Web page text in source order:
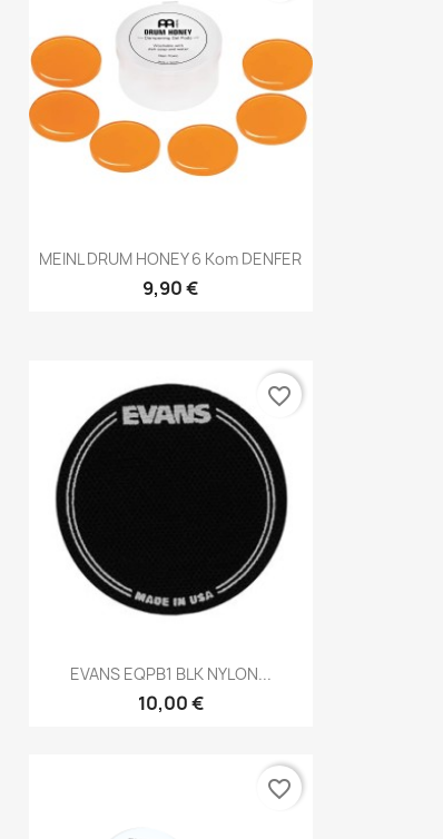
Brzi pregled
MEINL DRUM HONEY 6 Kom DENFER
9,90 €
Brzi pregled
EVANS EQPB1 BLK NYLON...
10,00 €
favorite_border
favorite_border